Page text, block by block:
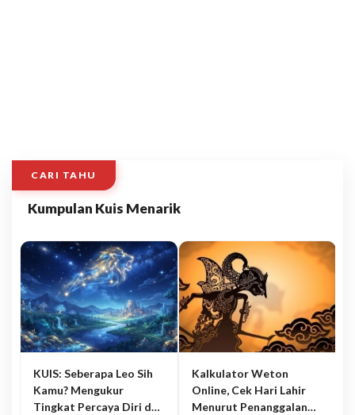
CARI TAHU
Kumpulan Kuis Menarik
KUIS: Seberapa Leo Sih
Kamu? Mengukur
Tingkat Percaya Diri dan
Kalkulator Weton
Online, Cek Hari Lahir
Menurut Penanggalan